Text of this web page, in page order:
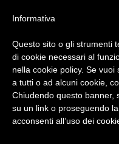
Auto e moto
4008, il
Informativa
Questo sito o gli strumenti
di cookie necessari al
nella cookie policy. Se
a tutti o ad alcuni cookie,
Chiudendo questo banner,
su un link o proseguendo
acconsenti all’uso dei